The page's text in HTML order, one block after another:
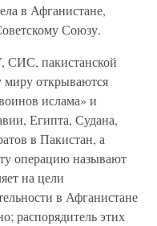
в Афганистане,
Союзу.
СИС, пакистанской
миру открываются
ислама» и
Египта, Судана,
в Пакистан, а
операцию называют
на цели
в Афганистане
распорядитель этих